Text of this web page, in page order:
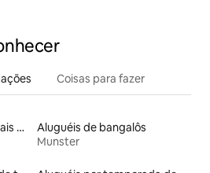
Coisas para fazer
Aluguéis de espaços ideais para famílias
Aluguéis de bangalôs
Munster